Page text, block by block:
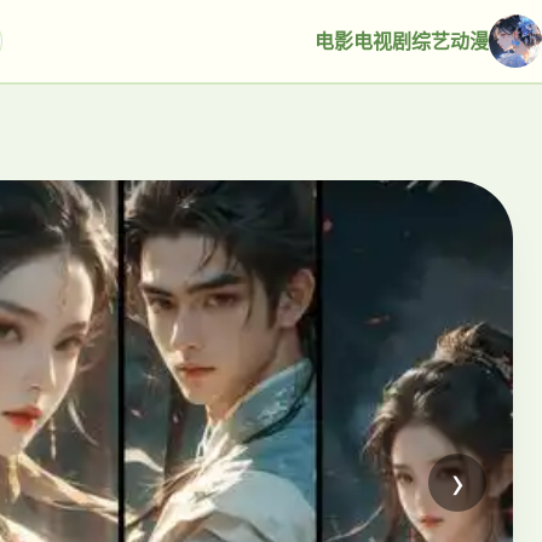
电影电视剧综艺动漫
›